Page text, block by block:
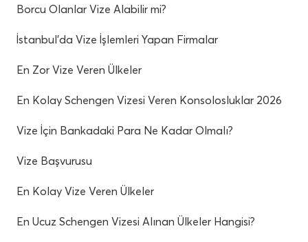
Borcu Olanlar Vize Alabilir mi?
İstanbul’da Vize İşlemleri Yapan Firmalar
En Zor Vize Veren Ülkeler
En Kolay Schengen Vizesi Veren Konsolosluklar 2026
Vize İçin Bankadaki Para Ne Kadar Olmalı?
Vize Başvurusu
En Kolay Vize Veren Ülkeler
En Ucuz Schengen Vizesi Alınan Ülkeler Hangisi?